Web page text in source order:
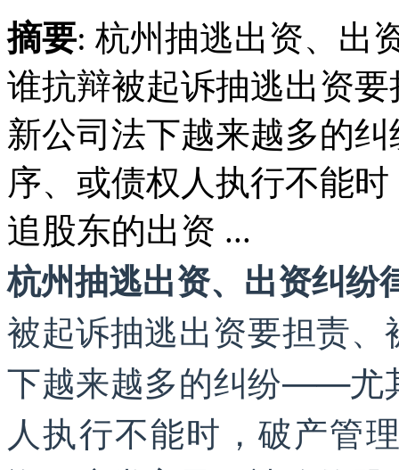
摘要: 杭州抽逃出资、出
谁抗辩被起诉抽逃出资
新公司法下越来越多的
序、或债权人执行不能
追股东的出资 ...
杭州抽逃出资、出资纠纷
被起诉抽逃出资要担责
下越来越多的纠纷——尤
人执行不能时，破产管